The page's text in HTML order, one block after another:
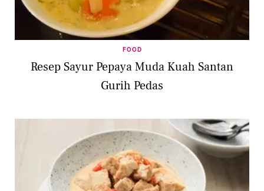
FOOD
Resep Sayur Pepaya Muda Kuah Santan
Gurih Pedas